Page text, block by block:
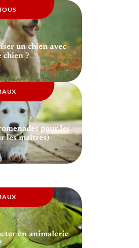
un chien avec
chien ?
pour les
les maîtres)
en animalerie